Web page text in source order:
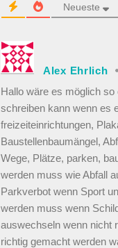
Neueste
Alex Ehrlich
Hallo wäre es möglich
schreiben kann wenn es
freizeiteinrichtungen,
Baustellenbaumängel,
Wege, Plätze, parken,
werden muss wie Abfall
Parkverbot wenn Sport
werden muss wenn
auswechseln wenn nicht
richtig gemacht werden